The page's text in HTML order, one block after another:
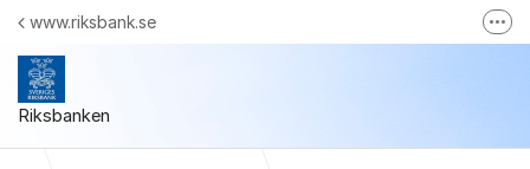
Hoppa till innehåll
Riksbanken
www.riksbank.se
Facebook